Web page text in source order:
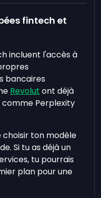
fintech et
incluent l'accès à
bancaires
Revolut ont déjà
comme Perplexity
ton modèle
Si tu as déjà un
tu pourrais
plan pour une